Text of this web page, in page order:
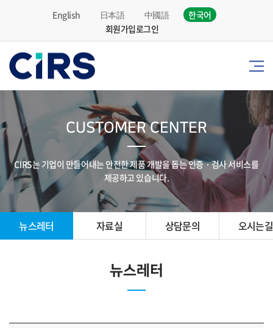
English 日本語 中國語
한국어
회원가입로그인
CUSTOMER CENTER
CIRS는 기업이 만들어내는 안전한 제품 개발을 돕는 인증 · 검사 서비스를
제공하고 있습니다.
뉴스레터 자료실 상담문의 오시는길
뉴스레터